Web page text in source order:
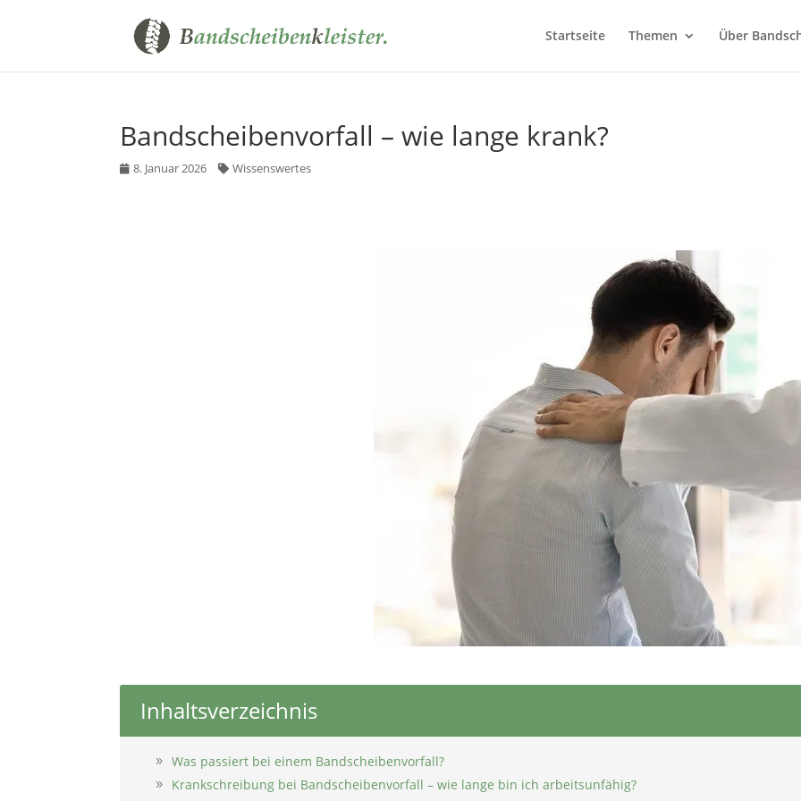
Startseite Themen Über
Bandscheibenvorfall – wie lange krank?
8. Januar 2026 Wissenswertes
Inhaltsverzeichnis
Was passiert bei einem Bandscheibenvorfall?
Krankschreibung bei Bandscheibenvorfall – wie lange bin ich arbeitsunfähig?